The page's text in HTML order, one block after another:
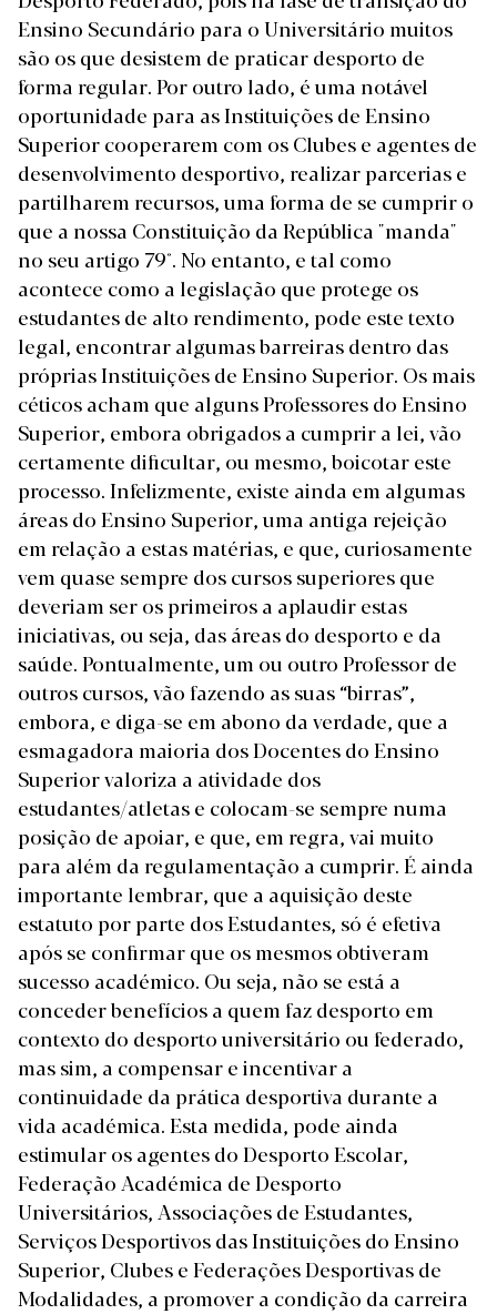
Ensino Secundário para o Universitário muitos
são os que desistem de praticar desporto de
forma regular. Por outro lado, é uma notável
oportunidade para as Instituições de Ensino
Superior cooperarem com os Clubes e agentes de
desenvolvimento desportivo, realizar parcerias e
partilharem recursos, uma forma de se cumprir o
que a nossa Constituição da República "manda"
no seu artigo 79°. No entanto, e tal como
acontece como a legislação que protege os
estudantes de alto rendimento, pode este texto
legal, encontrar algumas barreiras dentro das
próprias Instituições de Ensino Superior. Os mais
céticos acham que alguns Professores do Ensino
Superior, embora obrigados a cumprir a lei, vão
certamente dificultar, ou mesmo, boicotar este
processo. Infelizmente, existe ainda em algumas
áreas do Ensino Superior, uma antiga rejeição
em relação a estas matérias, e que, curiosamente
vem quase sempre dos cursos superiores que
deveriam ser os primeiros a aplaudir estas
iniciativas, ou seja, das áreas do desporto e da
saúde. Pontualmente, um ou outro Professor de
outros cursos, vão fazendo as suas “birras”,
embora, e diga-se em abono da verdade, que a
esmagadora maioria dos Docentes do Ensino
Superior valoriza a atividade dos
estudantes/atletas e colocam-se sempre numa
posição de apoiar, e que, em regra, vai muito
para além da regulamentação a cumprir. É ainda
importante lembrar, que a aquisição deste
estatuto por parte dos Estudantes, só é efetiva
após se confirmar que os mesmos obtiveram
sucesso académico. Ou seja, não se está a
conceder benefícios a quem faz desporto em
contexto do desporto universitário ou federado,
mas sim, a compensar e incentivar a
continuidade da prática desportiva durante a
vida académica. Esta medida, pode ainda
estimular os agentes do Desporto Escolar,
Federação Académica de Desporto
Universitários, Associações de Estudantes,
Serviços Desportivos das Instituições do Ensino
Superior, Clubes e Federações Desportivas de
Modalidades, a promover a condição da carreira